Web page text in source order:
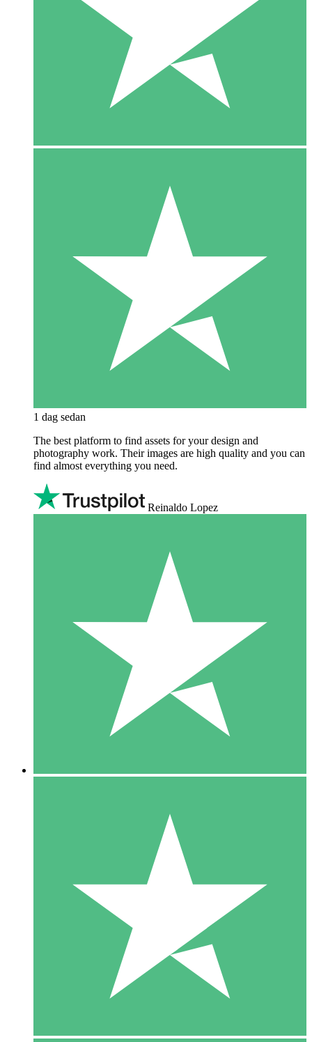
1 dag sedan
The best platform to find assets for your design and
photography work. Their images are high quality and you can
find almost everything you need.
Reinaldo Lopez